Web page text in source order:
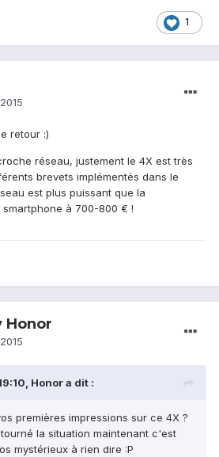
1
retour :)
réseau, justement le 4X est très
brevets implémentés dans le
est plus puissant que la
à 700-800 € !
Honor
Honor a dit :
premières impressions sur ce 4X ?
la situation maintenant c'est
mystérieux à rien dire :P